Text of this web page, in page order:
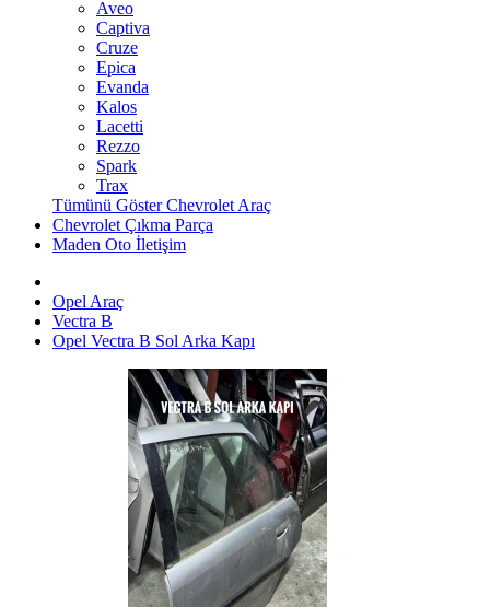
Aveo
Captiva
Cruze
Epica
Evanda
Kalos
Lacetti
Rezzo
Spark
Trax
Tümünü Göster Chevrolet Araç
Chevrolet Çıkma Parça
Maden Oto İletişim
Opel Araç
Vectra B
Opel Vectra B Sol Arka Kapı